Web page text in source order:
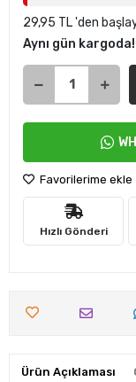
29,95 TL 'den
Aynı gün kargoda!
Favorilerime ekle
Hızlı Gönderi
Ürün Açıklaması